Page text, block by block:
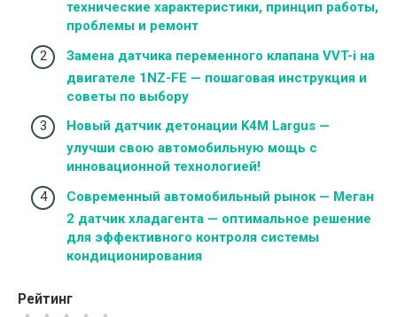
технические характеристики, принцип работы,
проблемы и ремонт
Замена датчика переменного клапана VVT-i на
двигателе 1NZ-FE — пошаговая инструкция и
советы по выбору
Новый датчик детонации K4M Largus —
улучши свою автомобильную мощь с
инновационной технологией!
Современный автомобильный рынок — Меган
2 датчик хладагента — оптимальное решение
для эффективного контроля системы
кондиционирования
Рейтинг